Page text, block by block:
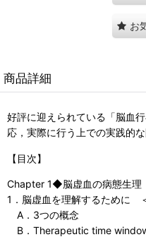
お
商品詳細
好評に迎えられている「脳血
応，実際に行う上での実践的
【目次】
Chapter 1◆脳虚血の病態
1．脳虚血を理解するために
A．3つの概念
B．Therapeutic time window